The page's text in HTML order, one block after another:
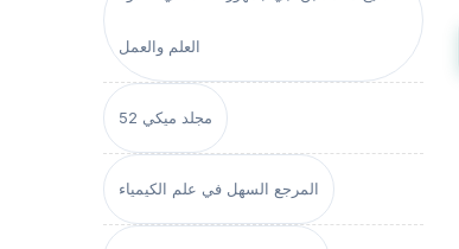
العلم والعمل
مجلد ميكي 52
المرجع السهل في علم الكيمياء